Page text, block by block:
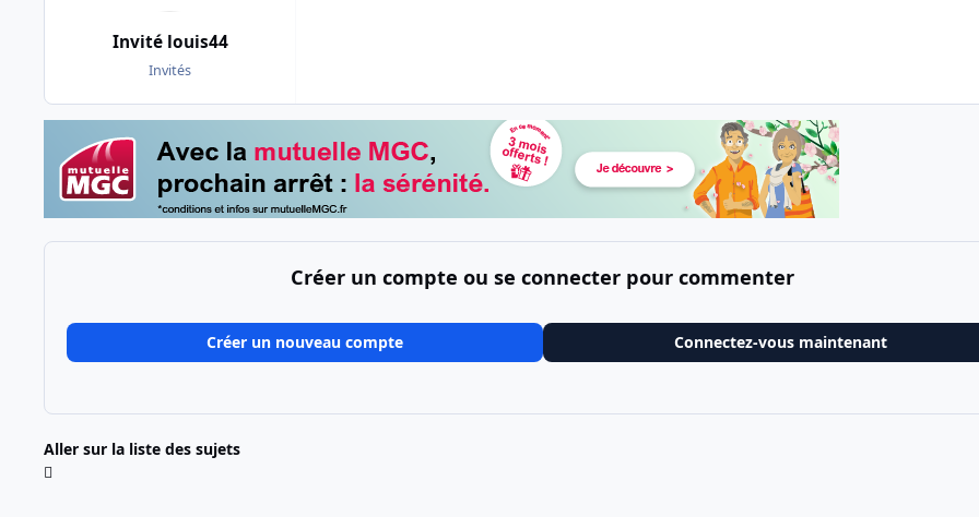
Invité louis44
Invités
Créer un compte ou se connecter pour commenter
Créer un nouveau compte Connectez-vous maintenant
Aller sur la liste des sujets